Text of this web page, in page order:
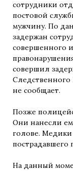
сотрудники
постовой
мужчину. По
задержан
совершенного
совершил
не сообщает.
Позже
Они нанесли
голове. Медики
пострадавшего
На данный